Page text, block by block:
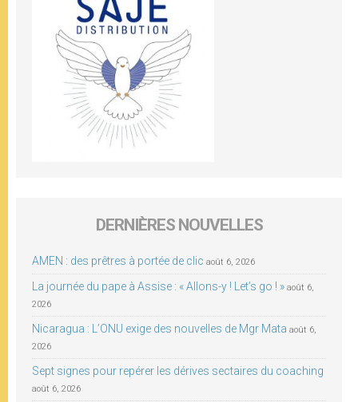
DERNIÈRES NOUVELLES
AMEN : des prêtres à portée de clic août 6, 2026
La journée du pape à Assise : « Allons-y ! Let’s go ! » août 6,
2026
Nicaragua : L’ONU exige des nouvelles de Mgr Mata août 6,
2026
Sept signes pour repérer les dérives sectaires du coaching
août 6, 2026